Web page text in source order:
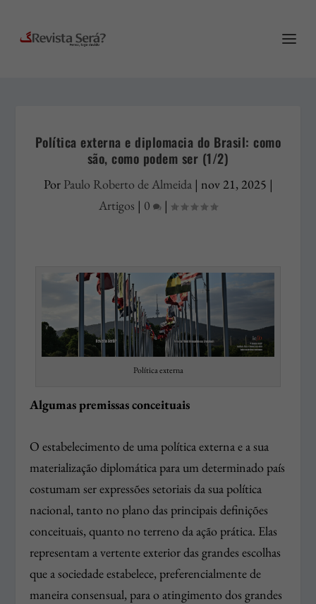
Política externa e diplomacia do Brasil: como
são, como podem ser (1/2)
Por Paulo Roberto de Almeida| nov 21, 2025 |
Artigos | 0 |
Política externa
Algumas premissas conceituais
O estabelecimento de uma política externa e a sua
materialização diplomática para um determinado país
costumam ser expressões setoriais da sua política
nacional, tanto no plano das principais definições
conceituais, quanto no terreno da ação prática. Elas
representam a vertente exterior das grandes escolhas
que a sociedade estabelece, preferencialmente de
maneira consensual, para o atingimento dos grandes